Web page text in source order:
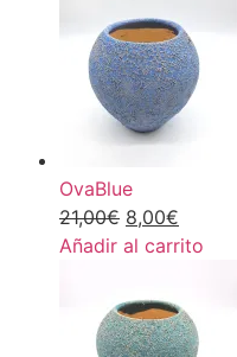
OvaBlue
21,00€ 8,00€
Añadir al carrito